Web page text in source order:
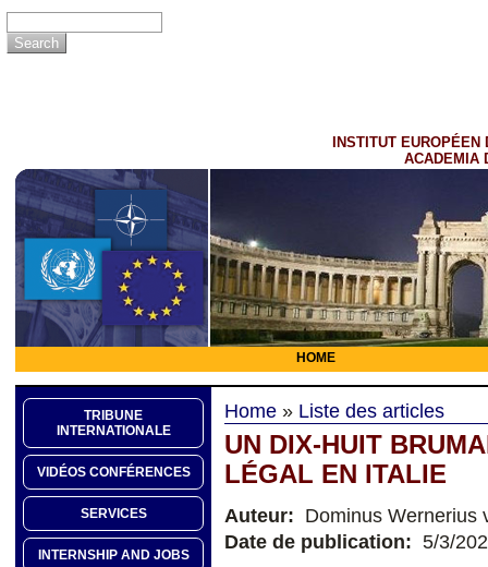
INSTITUT EUROPÉEN
ACADEMIA
HOME
TRIBUNE
INTERNATIONALE
VIDÉOS CONFÉRENCES
SERVICES
INTERNSHIP AND JOBS
Home » Liste des articles
UN DIX-HUIT
LÉGAL EN ITALIE
Auteur: Dominus Wernerius
Date de publication: 5/3/